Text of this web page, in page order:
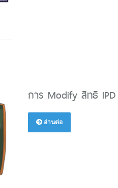
การ Modify สิทธิ IPD
อ่านต่อ